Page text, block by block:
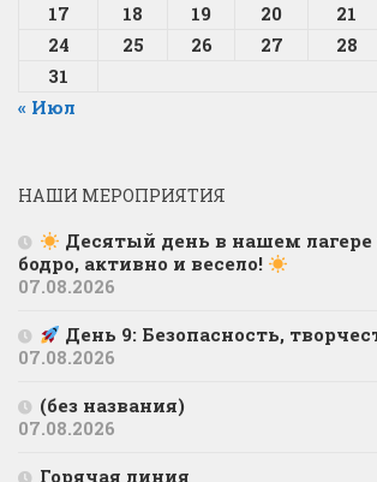
17
18 19 20 21
24
25 26 27 28
31
« Июл
НАШИ МЕРОПРИЯТИЯ
Десятый день в нашем лагере
бодро, активно и весело!
07.08.2026
День 9: Безопасность,
07.08.2026
(без названия)
07.08.2026
Горячая линия